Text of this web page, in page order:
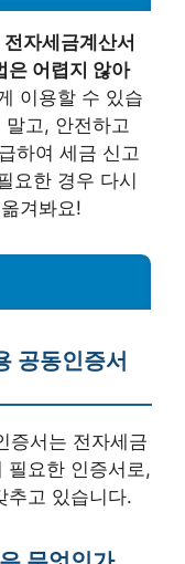
자세금계산서
은 어렵지 않아
이용할 수 있습
고, 안전하고
하여 세금 신고
요한 경우 다시
겨봐요!
공동인증서
증서는 전자세금
필요한 인증서로,
추고 있습니다.